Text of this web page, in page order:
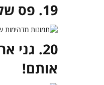
19. פס שלג דק שאפשר לראות רק ממעוף הציפור
20.
אותם!